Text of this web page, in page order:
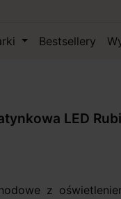
Bestsellery
LED
z